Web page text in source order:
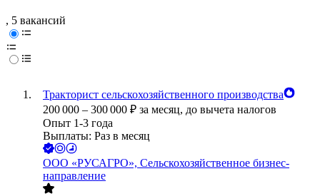
, 5 вакансий
Тракторист сельскохозяйственного производства
200 000 – 300 000 ₽ за месяц, до вычета налогов
Опыт 1-3 года
Выплаты: Раз в месяц
ООО «РУСАГРО», Сельскохозяйственное бизнес-
направление